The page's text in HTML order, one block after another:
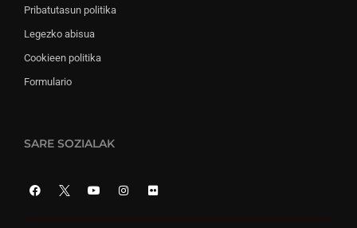
Pribatutasun politika
Legezko abisua
Cookieen politika
Formulario
SARE SOZIALAK